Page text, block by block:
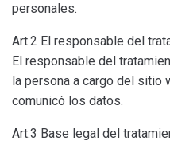
personales.
Art.2 El responsable del
El responsable del
la persona a cargo del sitio
comunicó los datos.
Art.3 Base legal del